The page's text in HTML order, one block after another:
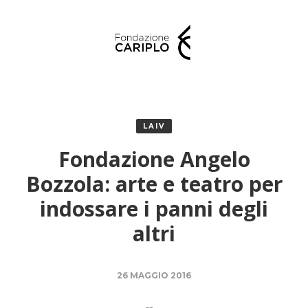
LAIV
Fondazione Angelo
Bozzola: arte e teatro per
indossare i panni degli
altri
26 MAGGIO 2016